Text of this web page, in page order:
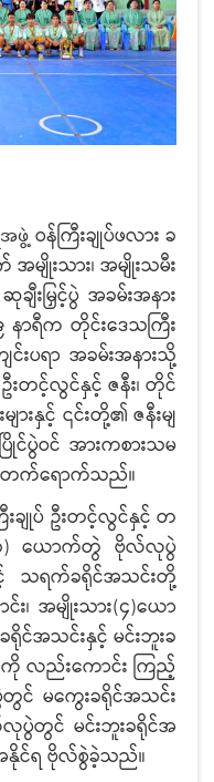
ဖွဲ့ဝန်ကြီးချုပ်ဖလား ခ
မျိုးသား၊ အမျိုးသမီး
ျီးမြှင့်ပွဲ အခမ်းအနား
ာရီက တိုင်းဒေသကြီး
းပရာ အခမ်းအနားသို့
းတင့်လွင်နှင့် ဇနီး၊ တိုင်
ားနှင့် ၎င်းတို့၏ ဇနီးမျ
ြိုင်ပွဲဝင် အားကစားသမ
း တက်ရောက်သည်။
းချုပ် ဦးတင့်လွင်နှင့် တ
(၃) ယောက်တွဲ ဗိုလ်လုပွဲ
င့် သရက်ခရိုင်အသင်းတို့
၊ အမျိုးသား(၄)ယော
င်အသင်းနှင့် မင်းဘူးခ
ကို လည်းကောင်း ကြည့်
တွင် မကွေးခရိုင်အသင်း
ပွဲတွင် မင်းဘူးခရိုင်အ
င်ရ ဗိုလ်စွဲခဲ့သည်။